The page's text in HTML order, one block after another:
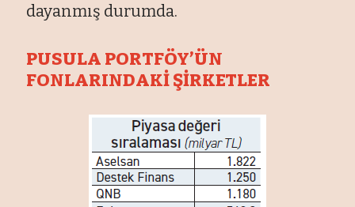
dayanmış durumda.
PUSULA PORTFÖY’ÜN
FONLARINDAKİ ŞİRKETLER